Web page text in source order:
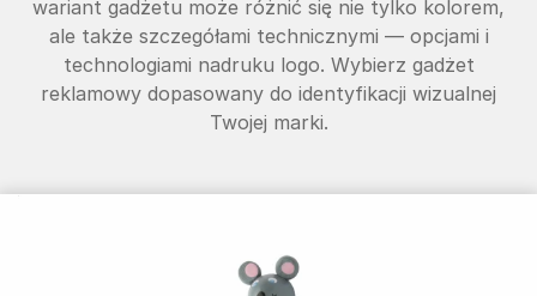
wariant gadżetu może różnić się nie tylko kolorem,
ale także szczegółami technicznymi — opcjami i
technologiami nadruku logo. Wybierz gadżet
reklamowy dopasowany do identyfikacji wizualnej
Twojej marki.